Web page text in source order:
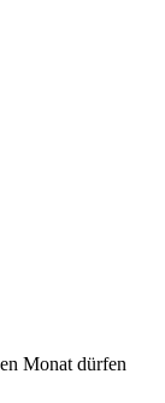
Monat dürfen